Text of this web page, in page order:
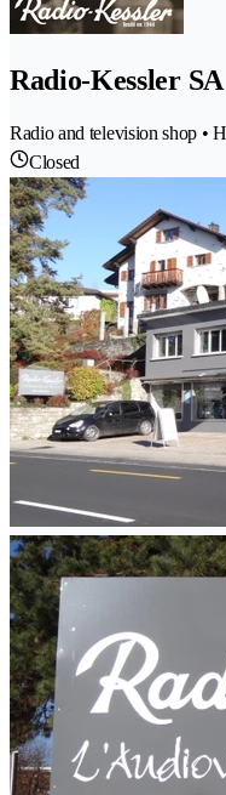
Radio-Kessler SA
Radio and television shop •
Closed